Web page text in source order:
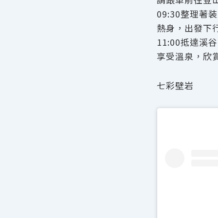
09:30整理著
熱身，出發下
11:00抵達溪
享受溫泉，欣
七彩壁岩